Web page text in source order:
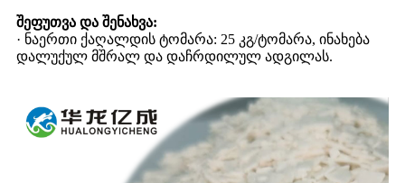
შეფუთვა და შენახვა:
· ნაერთი ქაღალდის ტომარა: 25 კგ/ტომარა, ინახება
დალუქულ მშრალ და დაჩრდილულ ადგილას.